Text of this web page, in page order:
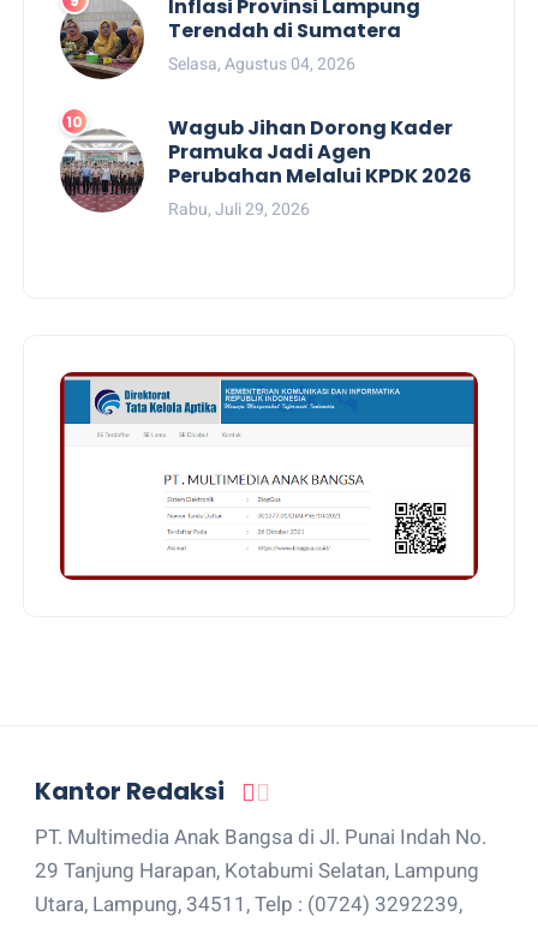
Inflasi Provinsi Lampung
Terendah di Sumatera
Selasa, Agustus 04, 2026
Wagub Jihan Dorong Kader
Pramuka Jadi Agen
Perubahan Melalui KPDK 2026
Rabu, Juli 29, 2026
Kantor Redaksi
PT. Multimedia Anak Bangsa di Jl. Punai Indah No.
29 Tanjung Harapan, Kotabumi Selatan, Lampung
Utara, Lampung, 34511, Telp : (0724) 3292239,